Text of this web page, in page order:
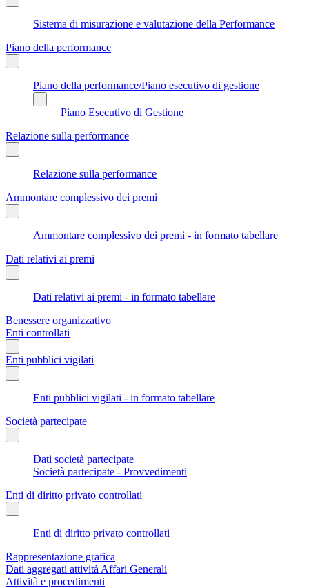
Sistema di misurazione e valutazione della Performance
Piano della performance
Piano della performance/Piano esecutivo di gestione
Piano Esecutivo di Gestione
Relazione sulla performance
Relazione sulla performance
Ammontare complessivo dei premi
Ammontare complessivo dei premi - in formato tabellare
Dati relativi ai premi
Dati relativi ai premi - in formato tabellare
Benessere organizzativo
Enti controllati
Enti pubblici vigilati
Enti pubblici vigilati - in formato tabellare
Società partecipate
Dati società partecipate
Società partecipate - Provvedimenti
Enti di diritto privato controllati
Enti di diritto privato controllati
Rappresentazione grafica
Dati aggregati attività Affari Generali
Attività e procedimenti